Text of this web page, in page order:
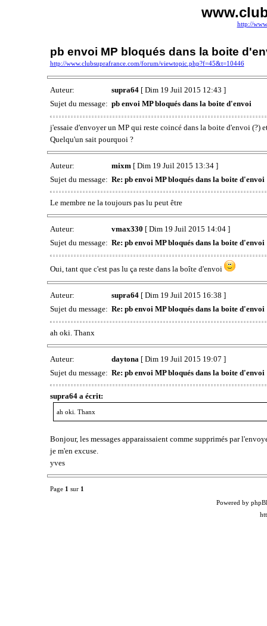
http://
pb envoi MP bloqués dans la boite
http://www.clubsuprafrance.com/forum/viewtopic.php?f=45&t=10446
Auteur: supra64[ Dim 19 Juil 2015 12:43 ]
Sujet du message: pb envoi MP bloqués dans la boite d'envoi
j'essaie d'envoyer un MP qui reste coincé dans la boite d'envoi (?)
Quelqu'un sait pourquoi ?
Auteur: mixm [ Dim 19 Juil 2015 13:34 ]
Sujet du message: Re: pb envoi MP bloqués dans la boite d'envoi
Le membre ne la toujours pas lu peut être
Auteur: vmax330 [ Dim 19 Juil 2015 14:04 ]
Sujet du message: Re: pb envoi MP bloqués dans la boite d'envoi
Oui, tant que c'est pas lu ça reste dans la boîte d'envoi
Auteur: supra64[ Dim 19 Juil 2015 16:38 ]
Sujet du message: Re: pb envoi MP bloqués dans la boite d'envoi
ah oki. Thanx
Auteur: daytona [ Dim 19 Juil 2015 19:07 ]
Sujet du message: Re: pb envoi MP bloqués dans la boite d'envoi
supra64 a écrit:
ah oki. Thanx
Bonjour, les messages apparaissaient comme supprimés par
je m'en excuse.
yves
Page 1 sur 1
Powered by